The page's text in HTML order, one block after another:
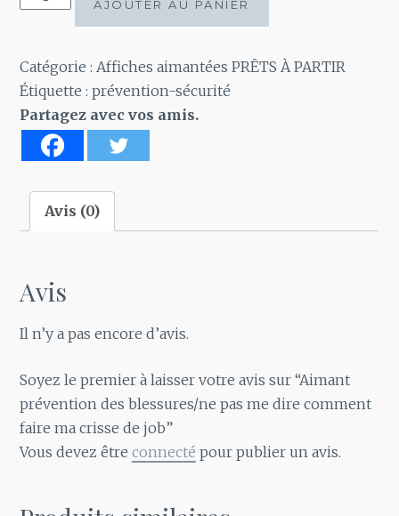
prévention
des
blessures/ne
pas
me
comment
faire
crisse
de
job
AJOUTER AU PANIER
Catégorie :Affiches aimantées PRÊTS À PARTIR
Étiquette :prévention-sécurité
Partagez avec vos amis.
Avis (0)
Avis
Il n’y a pas encore d’avis.
Soyez le premier à laisser votre avis sur “Aimant
prévention des blessures/ne pas me dire comment
faire ma crisse de job”
Vous devez êtreconnecté pour publier un avis.